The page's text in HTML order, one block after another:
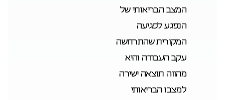
המצב הבריאותי של
הנפגע לפגיעה
המקורית שהתרחשה
עקב העבודה והיא
מהווה תוצאה ישירה
למצבו הבריאותי